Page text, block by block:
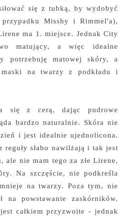
się z tubką, by wydobyć
Misshy i Rimmel'a),
ma 1. miejsce. Jednak City
matujący, a więc idealne
potrzebuję matowej skóry, a
na twarzy z podkładu i
się z cerą, dając pudrowe
bardzo naturalnie. Skóra nie
i jest idealnie ujednolicona.
reguły słabo nawilżają i tak jest
nie mam tego za złe Lirene,
Na szczęście, nie podkreśla
na twarzy. Poza tym, nie
na powstawanie zaskórników.
całkiem przyzwoite - jednak